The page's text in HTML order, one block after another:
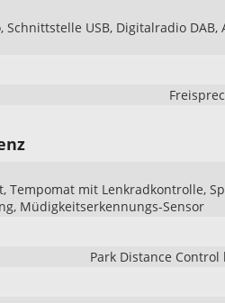
Schnittstelle USB, Digitalradio
Tempomat mit Lenkradkontrolle,
Müdigkeitserkennungs-Sensor
Park Distance